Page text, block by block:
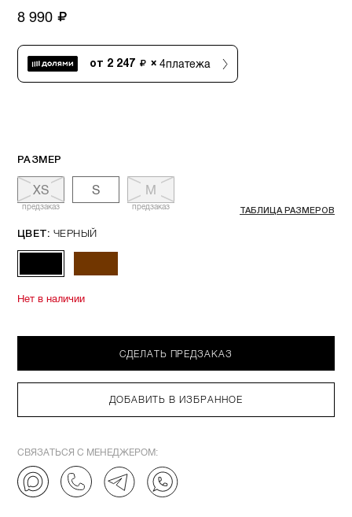
8 990
от 2 247 × 4платежа
РАЗМЕР
XS
предзаказ
S M
предзаказ ТАБЛИЦА РАЗМЕРОВ
ЦВЕТ: ЧЕРНЫЙ
Нет в наличии
СДЕЛАТЬ ПРЕДЗАКАЗ
ДОБАВИТЬ В ИЗБРАННОЕ
СВЯЗАТЬСЯ С МЕНЕДЖЕРОМ: